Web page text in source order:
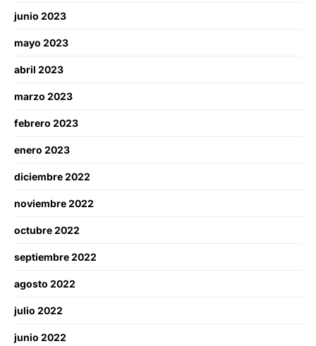
junio 2023
mayo 2023
abril 2023
marzo 2023
febrero 2023
enero 2023
diciembre 2022
noviembre 2022
octubre 2022
septiembre 2022
agosto 2022
julio 2022
junio 2022